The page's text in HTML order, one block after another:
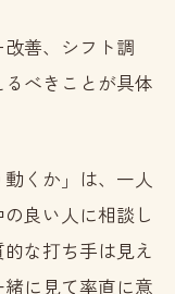
善、シフト調
べきことが具体
くか」は、一人
良い人に相談し
な打ち手は見え
に見て率直に意